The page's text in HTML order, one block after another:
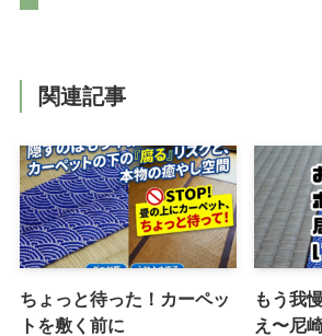
関連記事
ちょっと待った！カーペッ
トを敷く前に
もう我
え〜尼